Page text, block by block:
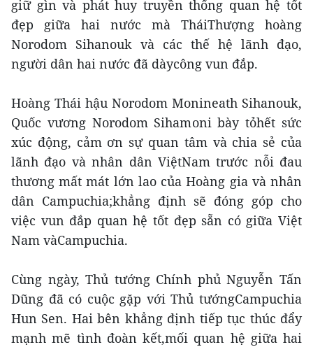
giữ gìn và phát huy truyền thống quan hệ tốt
đẹp giữa hai nước mà TháiThượng hoàng
Norodom Sihanouk và các thế hệ lãnh đạo,
người dân hai nước đã dàycông vun đắp.
Hoàng Thái hậu Norodom Monineath Sihanouk,
Quốc vương Norodom Sihamoni bày tỏhết sức
xúc động, cảm ơn sự quan tâm và chia sẻ của
lãnh đạo và nhân dân ViệtNam trước nỗi đau
thương mất mát lớn lao của Hoàng gia và nhân
dân Campuchia;khẳng định sẽ đóng góp cho
việc vun đắp quan hệ tốt đẹp sẵn có giữa Việt
Nam vàCampuchia.
Cùng ngày, Thủ tướng Chính phủ Nguyễn Tấn
Dũng đã có cuộc gặp với Thủ tướngCampuchia
Hun Sen. Hai bên khẳng định tiếp tục thúc đẩy
mạnh mẽ tình đoàn kết,mối quan hệ giữa hai